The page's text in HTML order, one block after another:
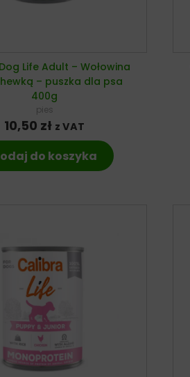
Life Adult – Wołowina
– puszka dla psa
400g
pies
10,50 zł z VAT
do koszyka